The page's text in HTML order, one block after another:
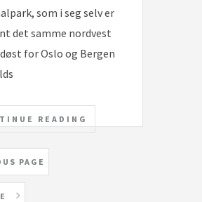
som i seg selv er
det samme nordvest
for Oslo og Bergen
READING
PAGE